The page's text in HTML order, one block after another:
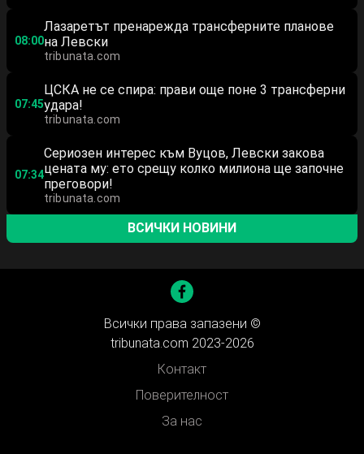
08:00
Лазаретът пренарежда трансферните планове
на Левски
tribunata.com
07:45
ЦСКА не се спира: прави още поне 3 трансферни
удара!
tribunata.com
07:34
Сериозен интерес към Вуцов, Левски закова
цената му: ето срещу колко милиона ще започне
преговори!
tribunata.com
ВСИЧКИ НОВИНИ
Всички права запазени ©
tribunata.com 2023-2026
Контакт
Поверителност
За нас